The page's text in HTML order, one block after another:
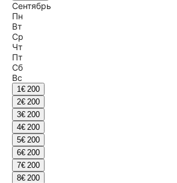
Сентябрь
Пн
Вт
Ср
Чт
Пт
Сб
Вс
1€ 200
2€ 200
3€ 200
4€ 200
5€ 200
6€ 200
7€ 200
8€ 200